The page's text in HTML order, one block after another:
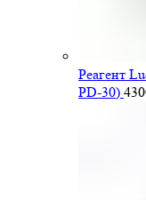
Pеагент
PD-30)